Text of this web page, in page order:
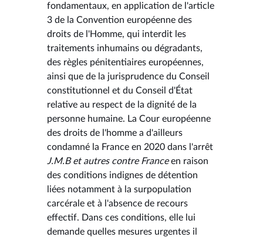
fondamentaux, en application de l'article
3 de la Convention européenne des
droits de l'Homme, qui interdit les
traitements inhumains ou dégradants,
des règles pénitentiaires européennes,
ainsi que de la jurisprudence du Conseil
constitutionnel et du Conseil d'État
relative au respect de la dignité de la
personne humaine. La Cour européenne
des droits de l'homme a d'ailleurs
condamné la France en 2020 dans l'arrêt
J.M.B et autres contre Franceen raison
des conditions indignes de détention
liées notamment à la surpopulation
carcérale et à l'absence de recours
effectif. Dans ces conditions, elle lui
demande quelles mesures urgentes il